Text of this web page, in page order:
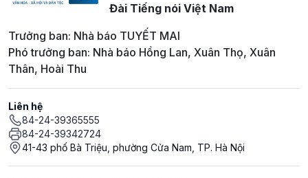
Đài Tiếng nói Việt Nam
Trưởng ban: Nhà báo TUYẾT MAI
Phó trưởng ban: Nhà báo Hồng Lan, Xuân Thọ, Xuân
Thân, Hoài Thu
Liên hệ
84-24-39365555
84-24-39342724
41-43 phố Bà Triệu, phường Cửa Nam, TP. Hà Nội